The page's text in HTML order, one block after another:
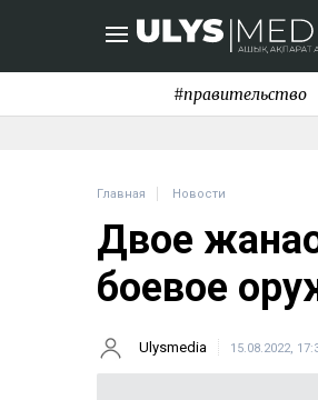
#правительство
Главная Новости
Двое
боевое
Ulysmedia 15.08.2022,